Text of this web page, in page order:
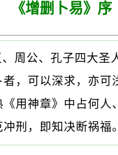
《增删卜易》序
周公、孔子四大圣
，可以深求，亦可
用神章》中占何
刑，即知决断祸福。